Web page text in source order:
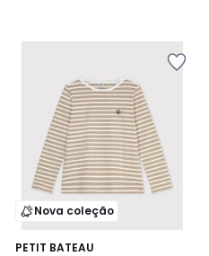
Nova coleção
PETIT BATEAU